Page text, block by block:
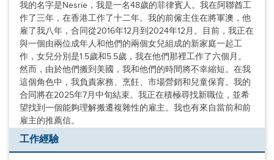
我的名字是Nesrie，我是一名48歲的菲律賓人。我在阿聯酋工
作了三年，在香港工作了十二年。我的前僱主住在將軍澳，他
雇了我八年，合同從2016年12月到2024年12月。目前，我正在
與一個由兩位成年人和他們的兩個女兒組成的新家庭一起工
作，女兒分別是1.5歲和5.5歲，我在他們那裡工作了六個月。
然而，由於他們搬到美國，我和他們的時間將不幸縮短。在我
這個角色中，我負責家務、烹飪、市場營銷和兒童保育。我的
合同將在2025年7月中旬結束。我正在積極尋找新職位，並希
望找到一個能夠理解搬遷複雜性的雇主。我也有來自當前和前
雇主的推薦信。
工作經驗